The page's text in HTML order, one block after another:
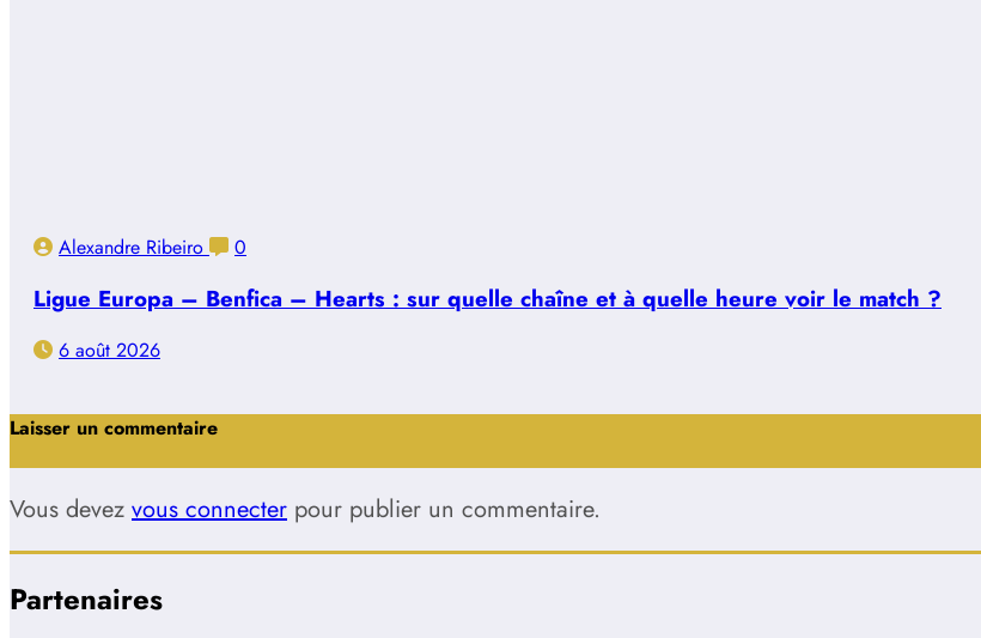
Alexandre Ribeiro 0
Ligue Europa – Benfica – Hearts : sur quelle chaîne et à quelle heure voir le match ?
6 août 2026
Laisser un commentaire
Vous devez vous connecter pour publier un commentaire.
Partenaires